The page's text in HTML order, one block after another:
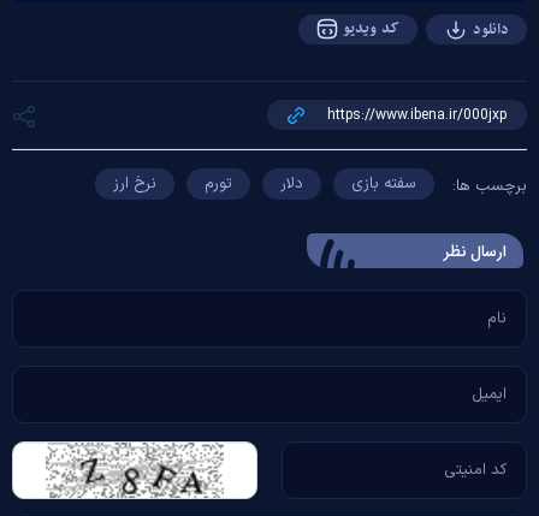
دانلود کد ویدیو
برچسب ها: سفته بازی دلار تورم نرخ ارز
ارسال‌ نظر